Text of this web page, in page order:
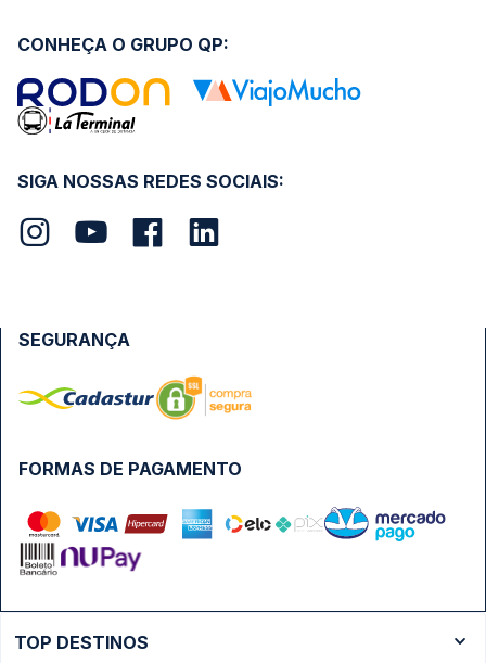
SIGA NOSSAS REDES SOCIAIS:
CONHEÇA O GRUPO QP:
FORMAS DE PAGAMENTO
SEGURANÇA
TOP DESTINOS